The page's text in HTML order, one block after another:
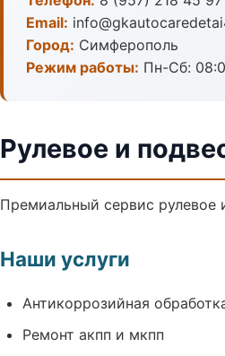
Email:
Город: Симферополь
Режим работы: Пн-Сб:
Рулевое и
Премиальный сервис рулевое
Наши услуги
Антикоррозийная
Ремонт акпп и мкпп